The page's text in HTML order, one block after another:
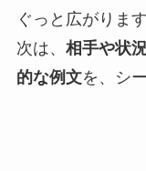
ぐっと広がります
次は、 相手や状
的な例文を、シ